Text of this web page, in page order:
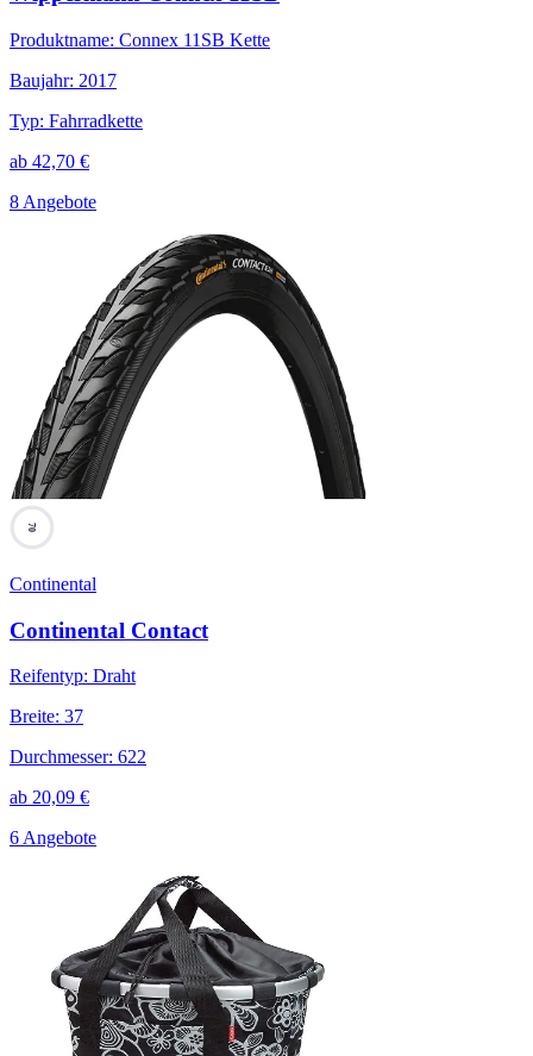
Produktname: Connex 11SB Kette
Baujahr: 2017
Typ: Fahrradkette
ab 42,70 €
8 Angebote
70
Continental
Continental Contact
Reifentyp: Draht
Breite: 37
Durchmesser: 622
ab 20,09 €
6 Angebote